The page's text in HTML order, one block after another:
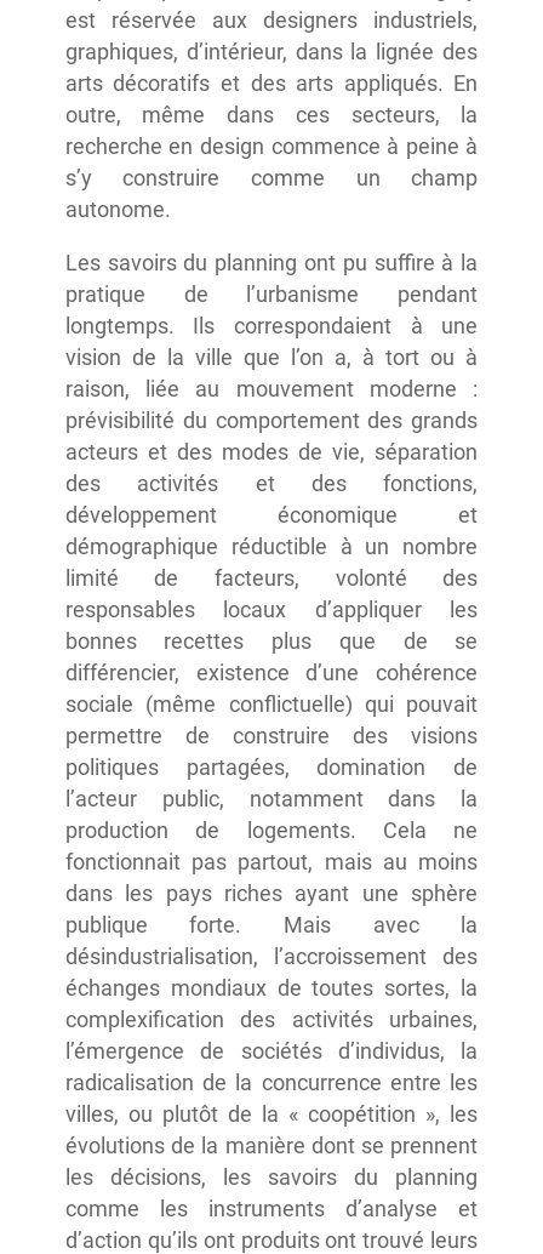
est réservée aux designers industriels,
graphiques, d’intérieur, dans la lignée des
arts décoratifs et des arts appliqués. En
outre, même dans ces secteurs, la
recherche en design commence à peine à
s’y construire comme un champ
autonome.
Les savoirs du planning ont pu suffire à la
pratique de l’urbanisme pendant
longtemps. Ils correspondaient à une
vision de la ville que l’on a, à tort ou à
raison, liée au mouvement moderne :
prévisibilité du comportement des grands
acteurs et des modes de vie, séparation
des activités et des fonctions,
développement économique et
démographique réductible à un nombre
limité de facteurs, volonté des
responsables locaux d’appliquer les
bonnes recettes plus que de se
différencier, existence d’une cohérence
sociale (même conflictuelle) qui pouvait
permettre de construire des visions
politiques partagées, domination de
l’acteur public, notamment dans la
production de logements. Cela ne
fonctionnait pas partout, mais au moins
dans les pays riches ayant une sphère
publique forte. Mais avec la
désindustrialisation, l’accroissement des
échanges mondiaux de toutes sortes, la
complexification des activités urbaines,
l’émergence de sociétés d’individus, la
radicalisation de la concurrence entre les
villes, ou plutôt de la « coopétition », les
évolutions de la manière dont se prennent
les décisions, les savoirs du planning
comme les instruments d’analyse et
d’action qu’ils ont produits ont trouvé leurs